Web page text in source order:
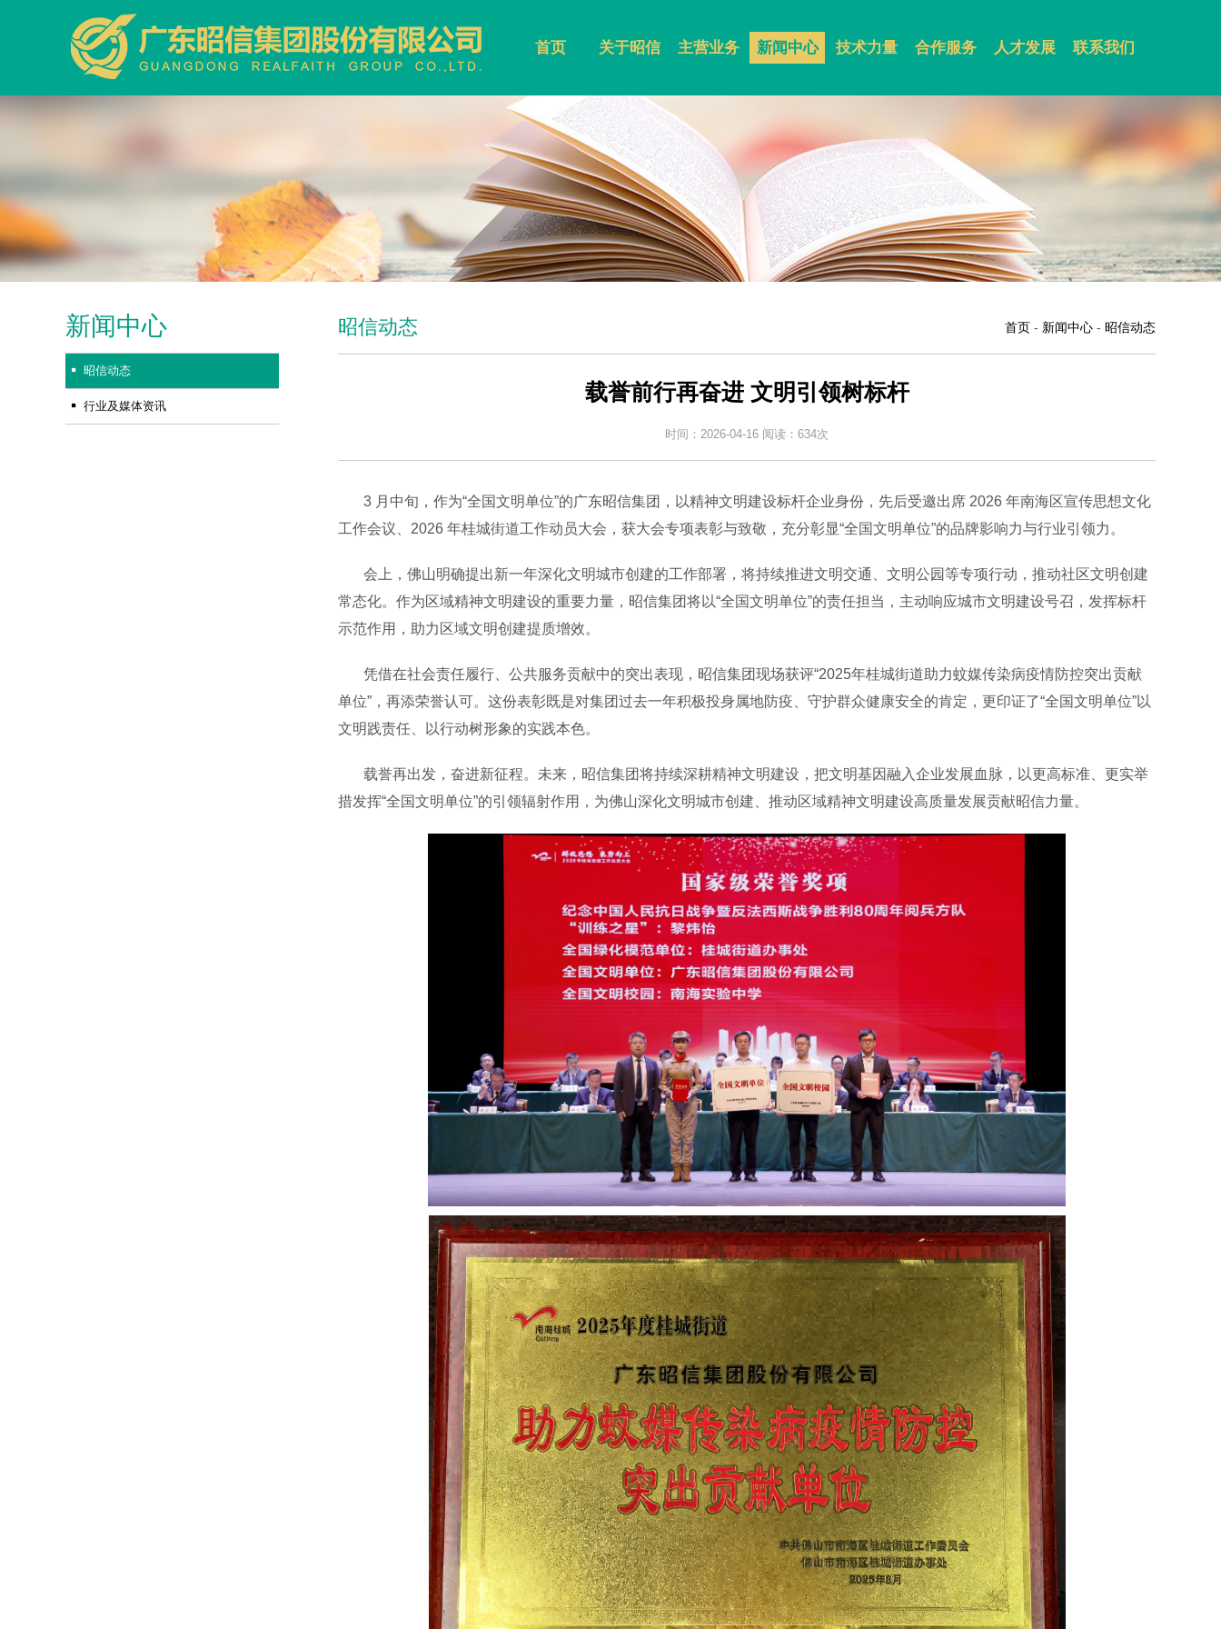
首页 关于昭信 主营业务 新闻中心 技术力量 合作服务 人才发展 联系我们
新闻中心
昭信动态
行业及媒体资讯
昭信动态 首页 - 新闻中心 - 昭信动态
载誉前行再奋进 文明引领树标杆
时间：2026-04-16 阅读：634次
3 月中旬，作为“全国文明单位”的广东昭信集团，以精神文明建设标杆企业身份，先后受邀出席 2026 年南海区宣传思想文化
工作会议、2026 年桂城街道工作动员大会，获大会专项表彰与致敬，充分彰显“全国文明单位”的品牌影响力与行业引领力。
会上，佛山明确提出新一年深化文明城市创建的工作部署，将持续推进文明交通、文明公园等专项行动，推动社区文明创建
常态化。作为区域精神文明建设的重要力量，昭信集团将以“全国文明单位”的责任担当，主动响应城市文明建设号召，发挥标杆
示范作用，助力区域文明创建提质增效。
凭借在社会责任履行、公共服务贡献中的突出表现，昭信集团现场获评“2025年桂城街道助力蚊媒传染病疫情防控突出贡献
单位”，再添荣誉认可。这份表彰既是对集团过去一年积极投身属地防疫、守护群众健康安全的肯定，更印证了“全国文明单位”以
文明践责任、以行动树形象的实践本色。
载誉再出发，奋进新征程。未来，昭信集团将持续深耕精神文明建设，把文明基因融入企业发展血脉，以更高标准、更实举
措发挥“全国文明单位”的引领辐射作用，为佛山深化文明城市创建、推动区域精神文明建设高质量发展贡献昭信力量。